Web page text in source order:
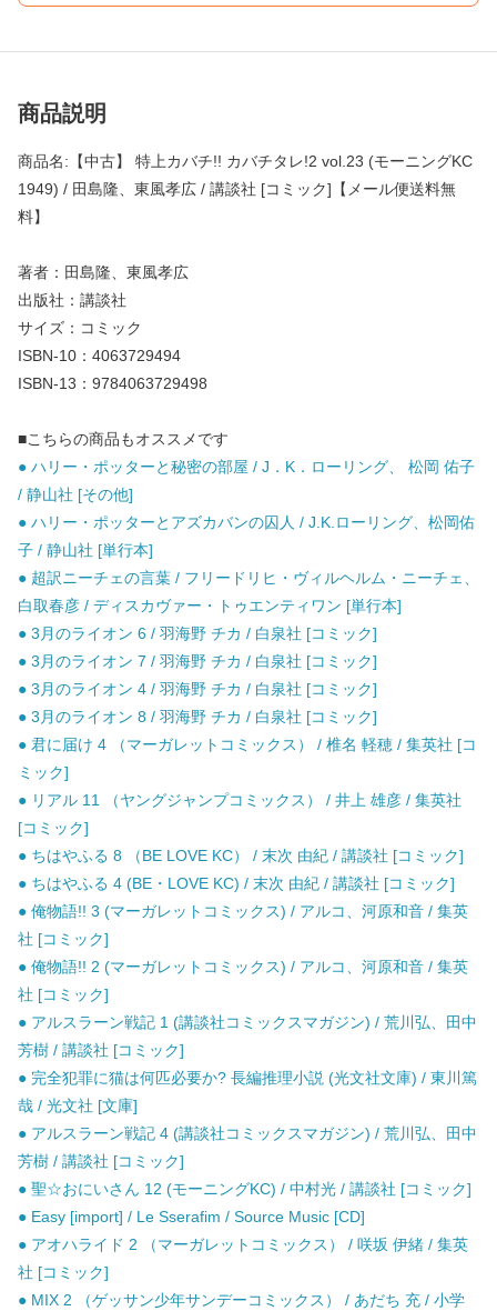
商品説明
商品名:【中古】 特上カバチ!! カバチタレ!2 vol.23 (モーニングKC
1949) / 田島隆、東風孝広 / 講談社 [コミック]【メール便送料無
料】
著者：田島隆、東風孝広
出版社：講談社
サイズ：コミック
ISBN-10：4063729494
ISBN-13：9784063729498
■こちらの商品もオススメです
● ハリー・ポッターと秘密の部屋 / J．K．ローリング、 松岡 佑子
/ 静山社 [その他]
● ハリー・ポッターとアズカバンの囚人 / J.K.ローリング、松岡佑
子 / 静山社 [単行本]
● 超訳ニーチェの言葉 / フリードリヒ・ヴィルヘルム・ニーチェ、
白取春彦 / ディスカヴァー・トゥエンティワン [単行本]
● 3月のライオン 6 / 羽海野 チカ / 白泉社 [コミック]
● 3月のライオン 7 / 羽海野 チカ / 白泉社 [コミック]
● 3月のライオン 4 / 羽海野 チカ / 白泉社 [コミック]
● 3月のライオン 8 / 羽海野 チカ / 白泉社 [コミック]
● 君に届け 4 （マーガレットコミックス） / 椎名 軽穂 / 集英社 [コ
ミック]
● リアル 11 （ヤングジャンプコミックス） / 井上 雄彦 / 集英社
[コミック]
● ちはやふる 8 （BE LOVE KC） / 末次 由紀 / 講談社 [コミック]
● ちはやふる 4 (BE・LOVE KC) / 末次 由紀 / 講談社 [コミック]
● 俺物語!! 3 (マーガレットコミックス) / アルコ、河原和音 / 集英
社 [コミック]
● 俺物語!! 2 (マーガレットコミックス) / アルコ、河原和音 / 集英
社 [コミック]
● アルスラーン戦記 1 (講談社コミックスマガジン) / 荒川弘、田中
芳樹 / 講談社 [コミック]
● 完全犯罪に猫は何匹必要か? 長編推理小説 (光文社文庫) / 東川篤
哉 / 光文社 [文庫]
● アルスラーン戦記 4 (講談社コミックスマガジン) / 荒川弘、田中
芳樹 / 講談社 [コミック]
● 聖☆おにいさん 12 (モーニングKC) / 中村光 / 講談社 [コミック]
● Easy [import] / Le Sserafim / Source Music [CD]
● アオハライド 2 （マーガレットコミックス） / 咲坂 伊緒 / 集英
社 [コミック]
● MIX 2 （ゲッサン少年サンデーコミックス） / あだち 充 / 小学